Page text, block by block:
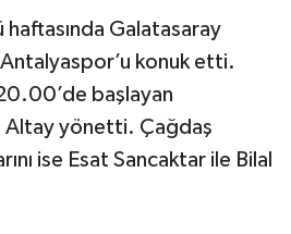
haftasında Galatasaray
konuk etti.
başlayan
Altay yönetti. Çağdaş
ise Esat Sancaktar ile Bilal